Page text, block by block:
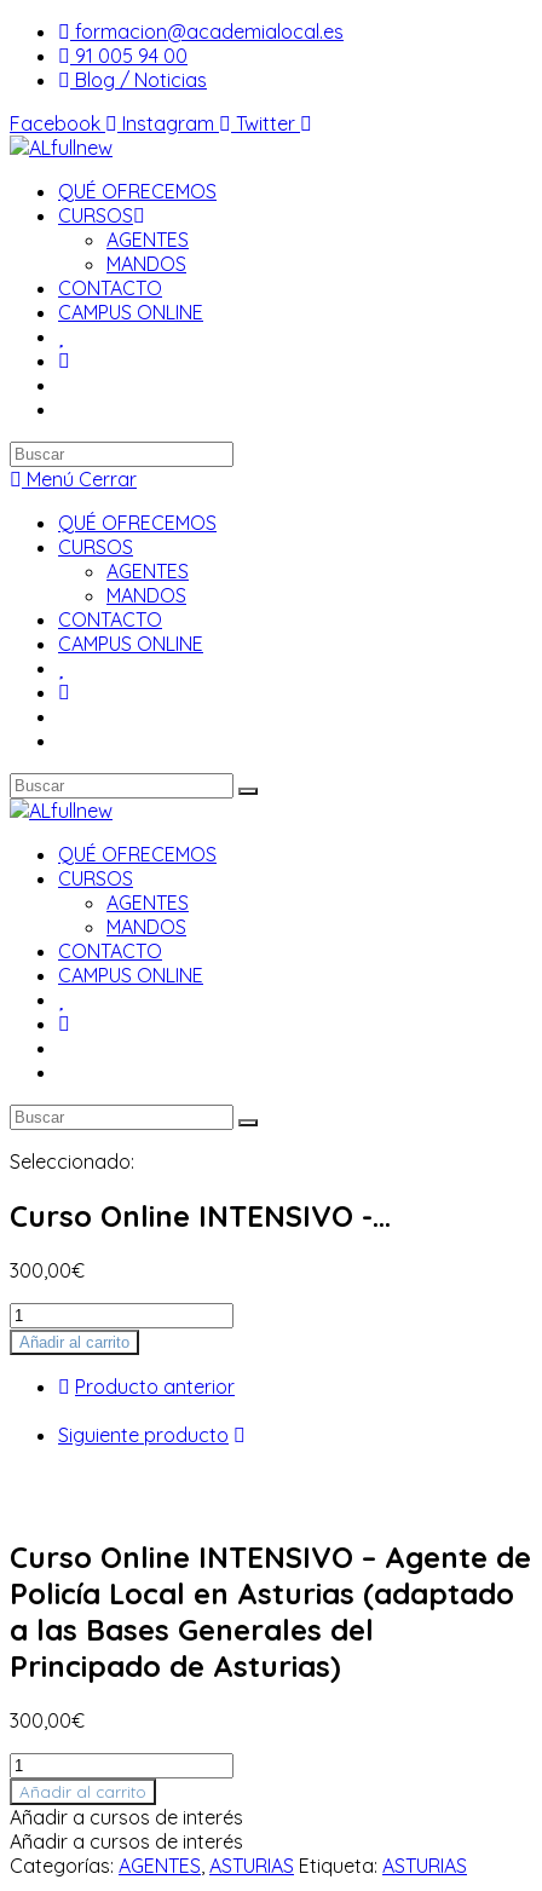
Saltar
contenido
formacion@academialocal.es
91 005 94 00
Blog / Noticias
Facebook
Instagram Twitter
QUÉ OFRECEMOS
CURSOS
AGENTES
MANDOS
CONTACTO
CAMPUS ONLINE
Buscar
en
web
Menú Cerrar
QUÉ OFRECEMOS
CURSOS
AGENTES
MANDOS
CONTACTO
CAMPUS ONLINE
QUÉ OFRECEMOS
CURSOS
AGENTES
MANDOS
CONTACTO
CAMPUS ONLINE
Seleccionado:
Curso Online INTENSIVO -…
300,00€
Curso
Online
INTENSIVO
(adaptado
a
las
Bases
Generales
del
de
Asturias)
cantidad
Añadir al carrito
Producto anterior
Siguiente producto
Curso Online INTENSIVO – Agente de
Policía Local en Asturias (adaptado
a las Bases Generales del
Principado de Asturias)
300,00€
Curso
Online
INTENSIVO
-
Agente
Añadir al carrito
Añadir a cursos de interés
Añadir a cursos de interés
Categorías: AGENTES ASTURIAS Etiqueta: ASTURIAS